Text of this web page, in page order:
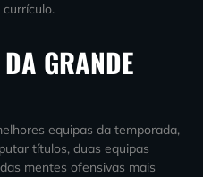
GRANDE
equipas da temporada,
títulos, duas equipas
mentes ofensivas mais